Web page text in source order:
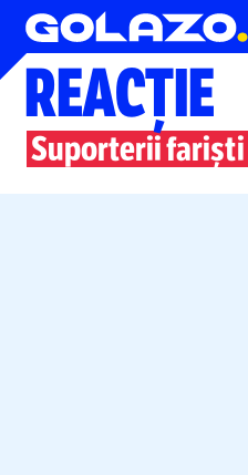
Liga Campionilor
REACȚIE
Suporterii fariști